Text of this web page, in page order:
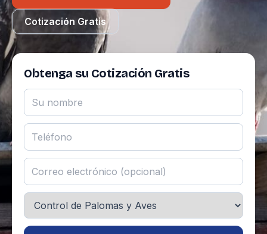
Cotización Gratis
Obtenga su Cotización Gratis